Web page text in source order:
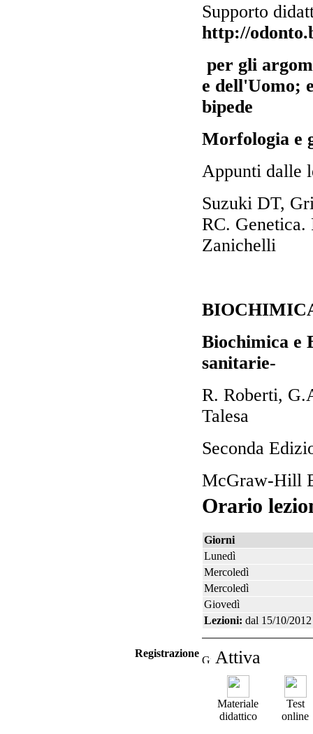
Supporto
http://
per gli
e dell'Uomo;
bipede
Morfologia e
Appunti dalle
Suzuki DT,
RC.
Zanichelli
Biochimica e
sanitarie-
R. Roberti,
Talesa
Seconda
McGraw-Hill
Orario
Giorni
Lunedì
Mercoledì
Mercoledì
Giovedì
Lezioni: dal 15/10/
Registrazione Attiva
Materiale
didattico
Test
online